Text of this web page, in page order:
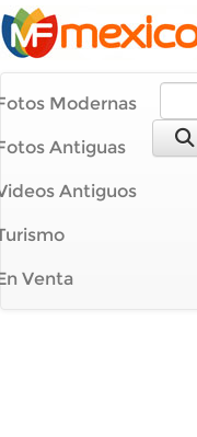
Modernas
Antiguas
Antiguos
Venta